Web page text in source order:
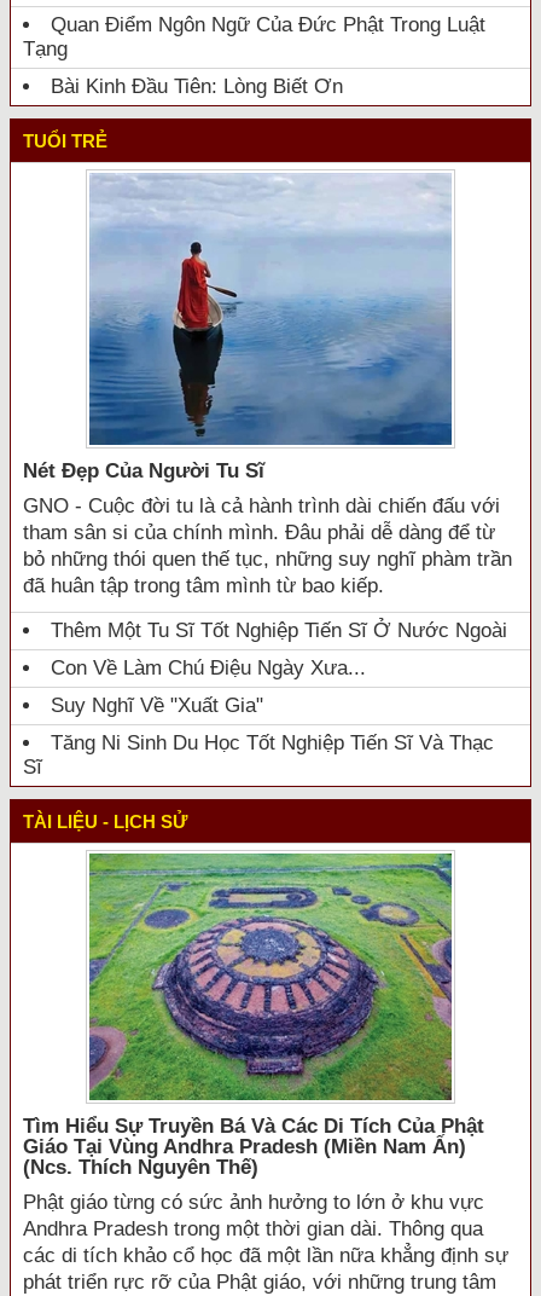
Quan Điểm Ngôn Ngữ Của Đức Phật Trong Luật
Tạng
Bài Kinh Đầu Tiên: Lòng Biết Ơn
TUỔI TRẺ
Nét Đẹp Của Người Tu Sĩ
GNO - Cuộc đời tu là cả hành trình dài chiến đấu với
tham sân si của chính mình. Đâu phải dễ dàng để từ
bỏ những thói quen thế tục, những suy nghĩ phàm trần
đã huân tập trong tâm mình từ bao kiếp.
Thêm Một Tu Sĩ Tốt Nghiệp Tiến Sĩ Ở Nước Ngoài
Con Về Làm Chú Điệu Ngày Xưa...
Suy Nghĩ Về "xuất Gia"
Tăng Ni Sinh Du Học Tốt Nghiệp Tiến Sĩ Và Thạc
Sĩ
TÀI LIỆU - LỊCH SỬ
Tìm Hiểu Sự Truyền Bá Và Các Di Tích Của Phật
Giáo Tại Vùng Andhra Pradesh (miền Nam Ấn)
(ncs. Thích Nguyên Thế)
Phật giáo từng có sức ảnh hưởng to lớn ở khu vực
Andhra Pradesh trong một thời gian dài. Thông qua
các di tích khảo cổ học đã một lần nữa khẳng định sự
phát triển rực rỡ của Phật giáo, với những trung tâm